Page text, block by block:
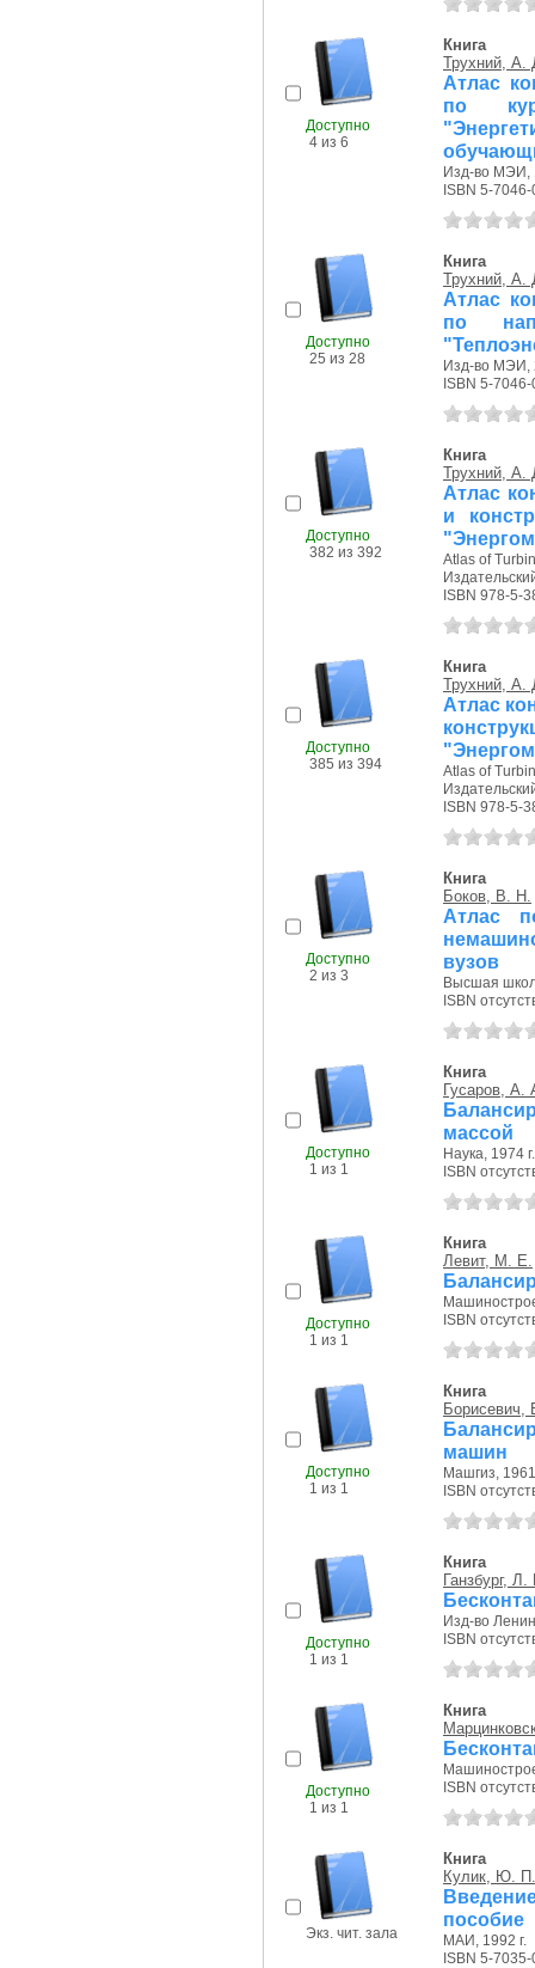
Доступно
4 из 6
Книга
Трухний, А.
Атлас
по
Изд-во МЭИ,
ISBN 5-
Доступно
25 из 28
Книга
Трухний, А.
Атлас
по
Изд-во МЭИ,
ISBN 5-
Доступно
382 из 392
Книга
Трухний, А.
Атлас
и
Atlas of
ISBN 978-5-
Доступно
385 из 394
Книга
Трухний, А.
Атлас
Atlas of
ISBN 978-5-
Доступно
2 из 3
Книга
Боков, В. Н.
Атлас
вузов
Высшая
ISBN
Доступно
1 из 1
Книга
Гусаров, А.
массой
Наука, 1974 г.
ISBN
Доступно
1 из 1
Книга
Левит, М. Е.
ISBN
Доступно
1 из 1
Книга
Борисевич,
машин
Машгиз, 1961
ISBN
Доступно
1 из 1
Книга
Ганзбург, Л.
Изд-во
ISBN
Доступно
1 из 1
Книга
ISBN
Экз. чит. зала
Книга
Кулик, Ю. П.
пособие
МАИ, 1992 г.
ISBN 5-